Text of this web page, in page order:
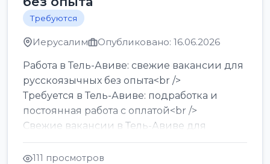
Требуются
Иерусалим Опубликовано: 16.06.2026
Работа в Тель-Авиве: свежие вакансии для
русскоязычных без опыта<br />
Требуется в Тель-Авиве: подработка и
постоянная работа с оплатой<br />
Свежие вакансии в Тель-Авиве для
мужчин и женщин от хозя...
111 просмотров